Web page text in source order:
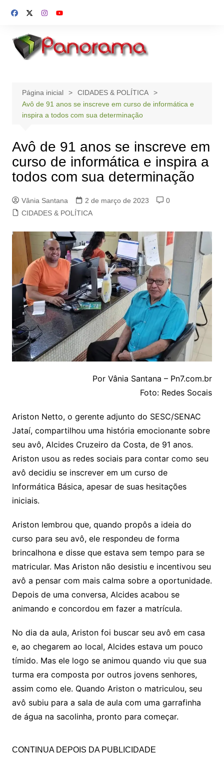
para
conteúdo
Página inicial
CIDADES & POLÍTICA
Avô de 91 anos se inscreve em curso de informática e
inspira a todos com sua determinação
Avô de 91 anos se inscreve em
curso de informática e inspira a
todos com sua determinação
Vânia Santana 2 de março de 2023
0
CIDADES & POLÍTICA
Por Vânia Santana – Pn7.com.br
Foto: Redes Socais
Ariston Netto, o gerente adjunto do SESC/SENAC
Jataí, compartilhou uma história emocionante sobre
seu avô, Alcides Cruzeiro da Costa, de 91 anos.
Ariston usou as redes sociais para contar como seu
avô decidiu se inscrever em um curso de
Informática Básica, apesar de suas hesitações
iniciais.
Ariston lembrou que, quando propôs a ideia do
curso para seu avô, ele respondeu de forma
brincalhona e disse que estava sem tempo para se
matricular. Mas Ariston não desistiu e incentivou seu
avô a pensar com mais calma sobre a oportunidade.
Depois de uma conversa, Alcides acabou se
animando e concordou em fazer a matrícula.
No dia da aula, Ariston foi buscar seu avô em casa
e, ao chegarem ao local, Alcides estava um pouco
tímido. Mas ele logo se animou quando viu que sua
turma era composta por outros jovens senhores,
assim como ele. Quando Ariston o matriculou, seu
avô subiu para a sala de aula com uma garrafinha
de água na sacolinha, pronto para começar.
CONTINUA DEPOIS DA PUBLICIDADE